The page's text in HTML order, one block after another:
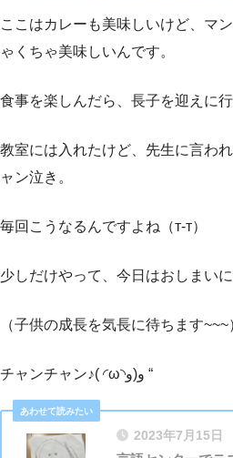
ここはカレーも美味しいけど、マ
ゃくちゃ美味しいんです。
食事を楽しんだら、長子を迎えに
教室には入れたけど、先生に言わ
ャン泣き。
毎回こうなるんですよね（т-т）
少しだけやって、今日はおしまいに
（子供の成長を気長に待ちます~~~
チャンチャン♪( ◜ω◝و(و “
2023年7月15日